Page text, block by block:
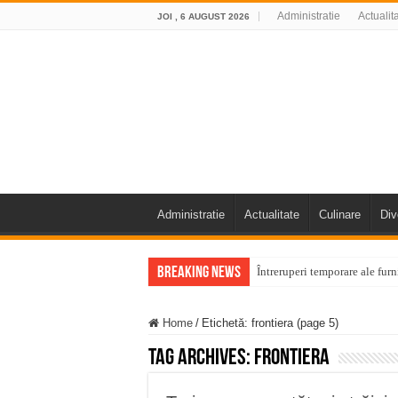
JOI , 6 AUGUST 2026 Administratie
Administratie Actualitate Culinare
Breaking News Întreruperi temporare ale
Anunț important – Închidere
Ștrandul Termal Ring din
Home / Etichetă: frontiera(page 5)
Tag Archives: frontiera